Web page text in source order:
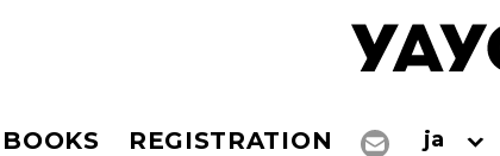
BOOKS REGISTRATION ja